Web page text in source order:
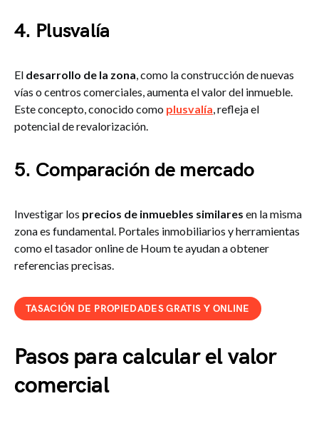
4. Plusvalía
El desarrollo de la zona, como la construcción de nuevas
vías o centros comerciales, aumenta el valor del inmueble.
Este concepto, conocido como plusvalía, refleja el
potencial de revalorización.
5. Comparación de mercado
Investigar los precios de inmuebles similares en la misma
zona es fundamental. Portales inmobiliarios y herramientas
como el tasador online de Houm te ayudan a obtener
referencias precisas.
TASACIÓN DE PROPIEDADES GRATIS Y ONLINE
Pasos para calcular el valor
comercial